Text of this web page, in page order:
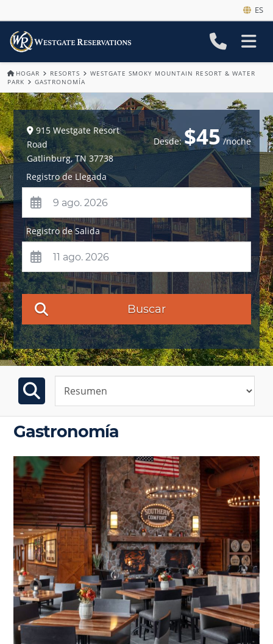
ES
HOGAR RESORTS
WESTGATE SMOKY MOUNTAIN RESORT & WATER
PARK
GASTRONOMÍA
915 Westgate Resort
Road
Gatlinburg,TN 37738
Desde:$45 /noche
Registro de Llegada
Registro de Salida
Buscar
Gastronomía